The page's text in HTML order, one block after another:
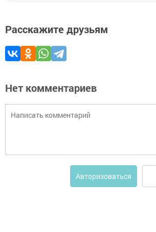
Расскажите друзьям
Нет комментариев
Авторизоваться